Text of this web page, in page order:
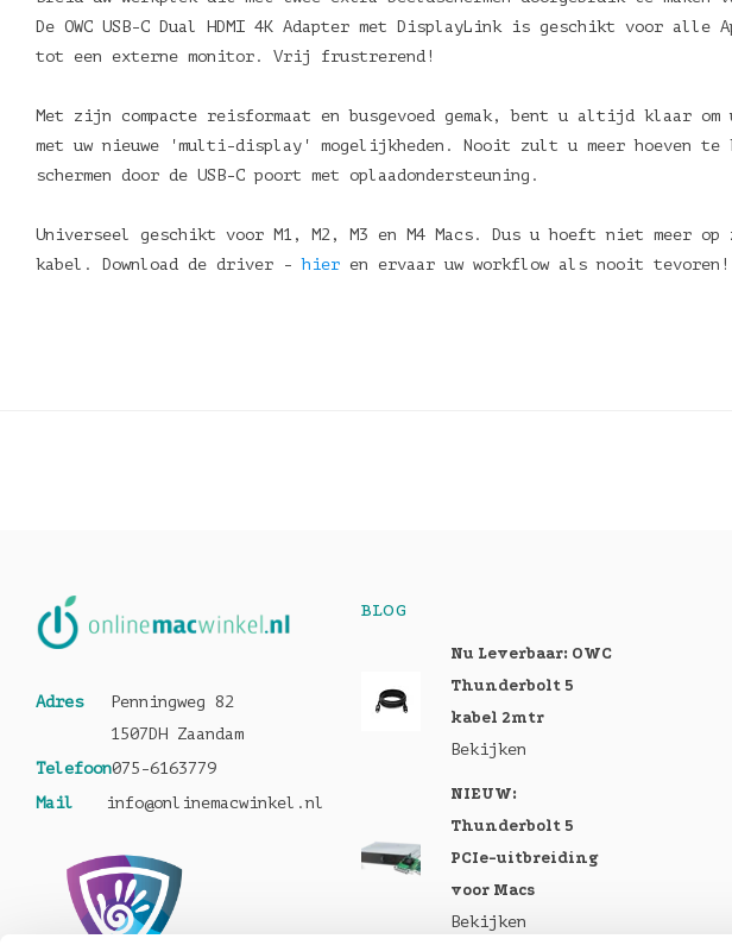
De OWC USB-C Dual HDMI 4K Adapter met DisplayLink is geschikt voor
tot een externe monitor. Vrij frustrerend!
Met zijn compacte reisformaat en busgevoed gemak, bent u altijd klaar om
met uw nieuwe 'multi-display' mogelijkheden. Nooit zult u meer hoeven te
schermen door de USB-C poort met oplaadondersteuning.
Universeel geschikt voor M1, M2, M3 en M4 Macs. Dus u hoeft niet meer
kabel. Download de driver -hier en ervaar uw workflow als nooit tevoren!
Adres
Penningweg 82
1507DH Zaandam
Telefoon075-6163779
Mail
info@onlinemacwinkel.nl
BLOG
Nu Leverbaar: OWC
Thunderbolt 5
kabel 2mtr
Bekijken
NIEUW:
Thunderbolt 5
PCIe-uitbreiding
voor Macs
Bekijken